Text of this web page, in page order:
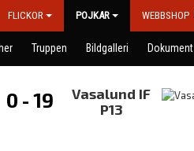
FLICKOR POJKAR WEBBSHOP
Truppen Bildgalleri Dokument
0 - 19
Vasalund IF
P13